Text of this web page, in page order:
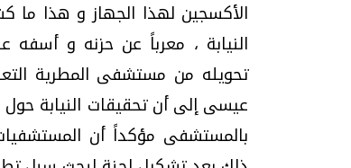
الأكسجين لهذا الجهاز و هذا ما
النيابة ، معرباً عن حزنه و أسفه
تحويله من مستشفى المطرية
عيسى إلى أن تحقيقات النيابة
بالمستشفى مؤكداً أن